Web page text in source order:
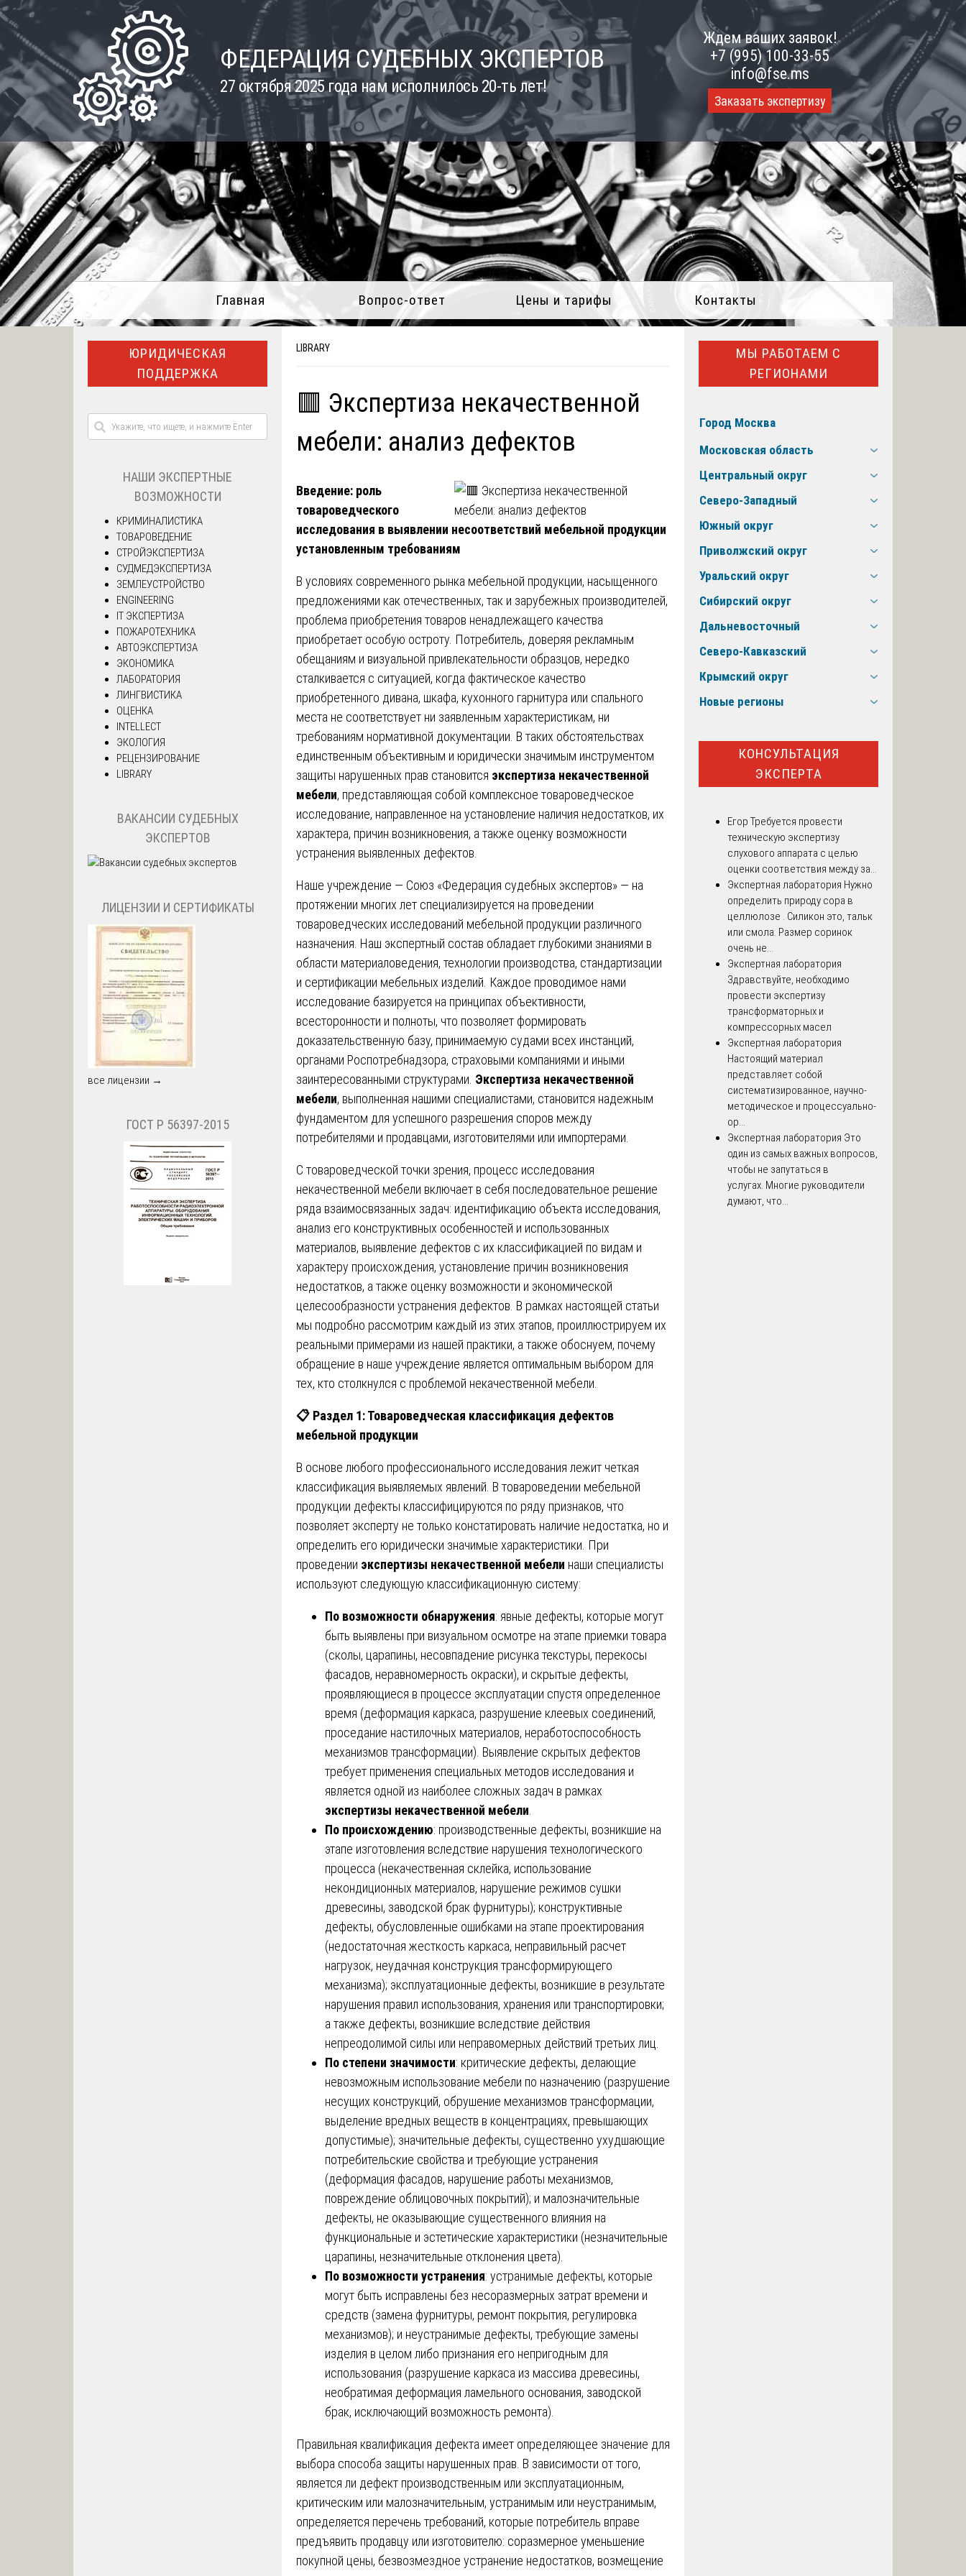
Skip
content
ФЕДЕРАЦИЯ СУДЕБНЫХ ЭКСПЕРТОВ
27 октября 2025 года нам исполнилось 20-ть лет!
Ждем ваших заявок!
+7 (995) 100-33-55
info@fse.ms
Заказать экспертизу
Главная Вопрос-ответ Цены и тарифы Контакты
LIBRARY
🟥 Экспертиза некачественной
мебели: анализ дефектов
Введение: роль
товароведческого
исследования в выявлении несоответствий мебельной продукции
установленным требованиям
В условиях современного рынка мебельной продукции, насыщенного
предложениями как отечественных, так и зарубежных производителей,
проблема приобретения товаров ненадлежащего качества
приобретает особую остроту. Потребитель, доверяя рекламным
обещаниям и визуальной привлекательности образцов, нередко
сталкивается с ситуацией, когда фактическое качество
приобретенного дивана, шкафа, кухонного гарнитура или спального
места не соответствует ни заявленным характеристикам, ни
требованиям нормативной документации. В таких обстоятельствах
единственным объективным и юридически значимым инструментом
защиты нарушенных прав становится экспертиза некачественной
мебели, представляющая собой комплексное товароведческое
исследование, направленное на установление наличия недостатков, их
характера, причин возникновения, а также оценку возможности
устранения выявленных дефектов.
Наше учреждение — Союз «Федерация судебных экспертов» — на
протяжении многих лет специализируется на проведении
товароведческих исследований мебельной продукции различного
назначения. Наш экспертный состав обладает глубокими знаниями в
области материаловедения, технологии производства, стандартизации
и сертификации мебельных изделий. Каждое проводимое нами
исследование базируется на принципах объективности,
всесторонности и полноты, что позволяет формировать
доказательственную базу, принимаемую судами всех инстанций,
органами Роспотребнадзора, страховыми компаниями и иными
заинтересованными структурами. Экспертиза некачественной
мебели, выполненная нашими специалистами, становится надежным
фундаментом для успешного разрешения споров между
потребителями и продавцами, изготовителями или импортерами.
С товароведческой точки зрения, процесс исследования
некачественной мебели включает в себя последовательное решение
ряда взаимосвязанных задач: идентификацию объекта исследования,
анализ его конструктивных особенностей и использованных
материалов, выявление дефектов с их классификацией по видам и
характеру происхождения, установление причин возникновения
недостатков, а также оценку возможности и экономической
целесообразности устранения дефектов. В рамках настоящей статьи
мы подробно рассмотрим каждый из этих этапов, проиллюстрируем их
реальными примерами из нашей практики, а также обоснуем, почему
обращение в наше учреждение является оптимальным выбором для
тех, кто столкнулся с проблемой некачественной мебели.
📋 Раздел 1: Товароведческая классификация дефектов
мебельной продукции
В основе любого профессионального исследования лежит четкая
классификация выявляемых явлений. В товароведении мебельной
продукции дефекты классифицируются по ряду признаков, что
позволяет эксперту не только констатировать наличие недостатка, но и
определить его юридически значимые характеристики. При
проведении экспертизы некачественной мебели наши специалисты
используют следующую классификационную систему:
По возможности обнаружения: явные дефекты, которые могут
быть выявлены при визуальном осмотре на этапе приемки товара
(сколы, царапины, несовпадение рисунка текстуры, перекосы
фасадов, неравномерность окраски), и скрытые дефекты,
проявляющиеся в процессе эксплуатации спустя определенное
время (деформация каркаса, разрушение клеевых соединений,
проседание настилочных материалов, неработоспособность
механизмов трансформации). Выявление скрытых дефектов
требует применения специальных методов исследования и
является одной из наиболее сложных задач в рамках
экспертизы некачественной мебели
По происхождению: производственные дефекты, возникшие на
этапе изготовления вследствие нарушения технологического
процесса (некачественная склейка, использование
некондиционных материалов, нарушение режимов сушки
древесины, заводской брак фурнитуры); конструктивные
дефекты, обусловленные ошибками на этапе проектирования
(недостаточная жесткость каркаса, неправильный расчет
нагрузок, неудачная конструкция трансформирующего
механизма); эксплуатационные дефекты, возникшие в результате
нарушения правил использования, хранения или транспортировки;
а также дефекты, возникшие вследствие действия
непреодолимой силы или неправомерных действий третьих лиц.
По степени значимости: критические дефекты, делающие
невозможным использование мебели по назначению (разрушение
несущих конструкций, обрушение механизмов трансформации,
выделение вредных веществ в концентрациях, превышающих
допустимые); значительные дефекты, существенно ухудшающие
потребительские свойства и требующие устранения
(деформация фасадов, нарушение работы механизмов,
повреждение облицовочных покрытий); и малозначительные
дефекты, не оказывающие существенного влияния на
функциональные и эстетические характеристики (незначительные
царапины, незначительные отклонения цвета).
По возможности устранения: устранимые дефекты, которые
могут быть исправлены без несоразмерных затрат времени и
средств (замена фурнитуры, ремонт покрытия, регулировка
механизмов); и неустранимые дефекты, требующие замены
изделия в целом либо признания его непригодным для
использования (разрушение каркаса из массива древесины,
необратимая деформация ламельного основания, заводской
брак, исключающий возможность ремонта).
Правильная квалификация дефекта имеет определяющее значение для
выбора способа защиты нарушенных прав. В зависимости от того,
является ли дефект производственным или эксплуатационным,
критическим или малозначительным, устранимым или неустранимым,
определяется перечень требований, которые потребитель вправе
предъявить продавцу или изготовителю: соразмерное уменьшение
покупной цены, безвозмездное устранение недостатков, возмещение
ЮРИДИЧЕСКАЯ
ПОДДЕРЖКА
НАШИ ЭКСПЕРТНЫЕ
ВОЗМОЖНОСТИ
КРИМИНАЛИСТИКА
ТОВАРОВЕДЕНИЕ
СТРОЙЭКСПЕРТИЗА
СУДМЕДЭКСПЕРТИЗА
ЗЕМЛЕУСТРОЙСТВО
ENGINEERING
IT ЭКСПЕРТИЗА
ПОЖАРОТЕХНИКА
АВТОЭКСПЕРТИЗА
ЭКОНОМИКА
ЛАБОРАТОРИЯ
ЛИНГВИСТИКА
ОЦЕНКА
INTELLECT
ЭКОЛОГИЯ
РЕЦЕНЗИРОВАНИЕ
LIBRARY
ВАКАНСИИ СУДЕБНЫХ
ЭКСПЕРТОВ
ЛИЦЕНЗИИ И СЕРТИФИКАТЫ
все лицензии →
ГОСТ Р 56397-2015
МЫ РАБОТАЕМ С
РЕГИОНАМИ
Город Москва
Московская область
Центральный округ
Северо-Западный
Южный округ
Приволжский округ
Уральский округ
Сибирский округ
Дальневосточный
Северо-Кавказский
Крымский округ
Новые регионы
КОНСУЛЬТАЦИЯ
ЭКСПЕРТА
Егор Требуется провести
техническую экспертизу
слухового аппарата с целью
оценки соответствия между за...
Экспертная лаборатория Нужно
определить природу сора в
целлюлозе . Силикон это, тальк
или смола. Размер соринок
очень не...
Экспертная лаборатория
Здравствуйте, необходимо
провести экспертизу
трансформаторных и
компрессорных масел
Экспертная лаборатория
Настоящий материал
представляет собой
систематизированное, научно-
методическое и процессуально-
ор...
Экспертная лаборатория Это
один из самых важных вопросов,
чтобы не запутаться в
услугах. Многие руководители
думают, что...